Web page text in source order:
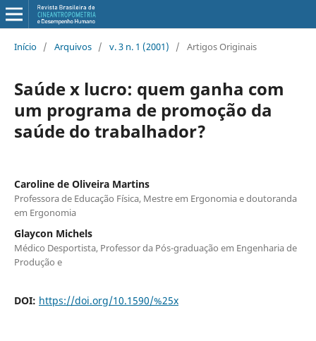
Início / Arquivos / v. 3 n. 1 (2001) / Artigos Originais
Saúde x lucro: quem ganha com
um programa de promoção da
saúde do trabalhador?
Caroline de Oliveira Martins
Professora de Educação Física, Mestre em Ergonomia e doutoranda
em Ergonomia
Glaycon Michels
Médico Desportista, Professor da Pós-graduação em Engenharia de
Produção e
DOI: https://doi.org/10.1590/%25x